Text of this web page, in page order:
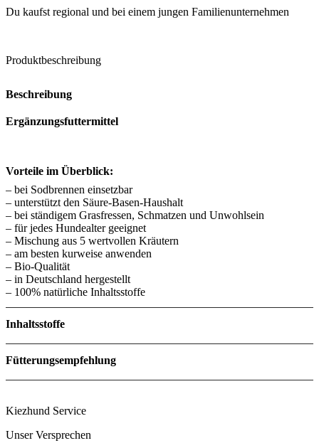
Du kaufst regional und bei einem jungen Familienunternehmen
Produktbeschreibung
Beschreibung
Ergänzungsfuttermittel
Vorteile im Überblick:
– bei Sodbrennen einsetzbar
– unterstützt den Säure-Basen-Haushalt
– bei ständigem Grasfressen, Schmatzen und Unwohlsein
– für jedes Hundealter geeignet
– Mischung aus 5 wertvollen Kräutern
– am besten kurweise anwenden
– Bio-Qualität
– in Deutschland hergestellt
– 100% natürliche Inhaltsstoffe
Inhaltsstoffe
Menge
Zutaten
Fütterungsempfehlung
Kiezhund Service
Unser Versprechen